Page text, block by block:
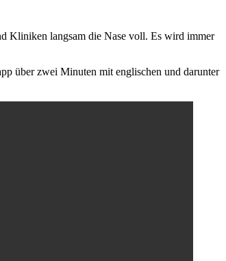
Kliniken langsam die Nase voll. Es wird immer
über zwei Minuten mit englischen und darunter